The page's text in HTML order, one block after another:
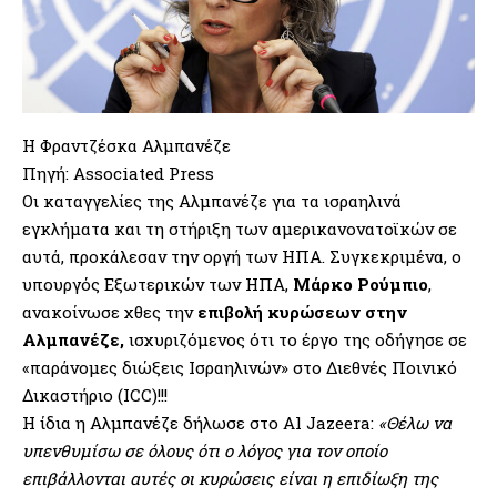
Η Φραντζέσκα Αλμπανέζε
Πηγή: Associated Press
Οι καταγγελίες της Αλμπανέζε για τα ισραηλινά
εγκλήματα και τη στήριξη των αμερικανονατοϊκών σε
αυτά, προκάλεσαν την οργή των ΗΠΑ. Συγκεκριμένα, ο
υπουργός Εξωτερικών των ΗΠΑ, Μάρκο Ρούμπιο,
ανακοίνωσε χθες την επιβολή κυρώσεων στην
Αλμπανέζε, ισχυριζόμενος ότι το έργο της οδήγησε σε
«παράνομες διώξεις Ισραηλινών» στο Διεθνές Ποινικό
Δικαστήριο (ICC)!!!
Η ίδια η Αλμπανέζε δήλωσε στο Al Jazeera: «Θέλω να
υπενθυμίσω σε όλους ότι ο λόγος για τον οποίο
επιβάλλονται αυτές οι κυρώσεις είναι η επιδίωξη της